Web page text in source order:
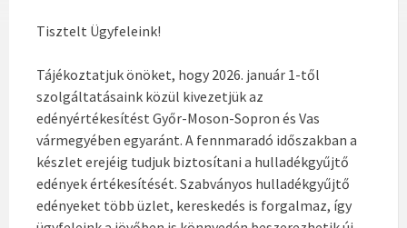
Tisztelt Ügyfeleink!
Tájékoztatjuk önöket, hogy 2026. január 1-től
szolgáltatásaink közül kivezetjük az
edényértékesítést Győr-Moson-Sopron és Vas
vármegyében egyaránt. A fennmaradó időszakban a
készlet erejéig tudjuk biztosítani a hulladékgyűjtő
edények értékesítését. Szabványos hulladékgyűjtő
edényeket több üzlet, kereskedés is forgalmaz, így